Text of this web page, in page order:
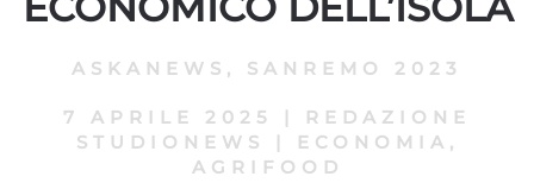
ASKANEWS , SANREMO 2023
7 APRILE 2025 |
REDAZIONE
STUDIONEWS
|
ECONOMIA,
AGRIFOOD